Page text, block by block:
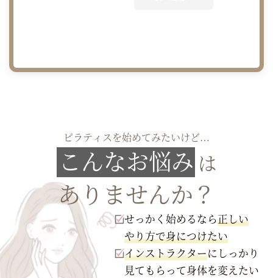
ピラティスを始めてみたいけど…
こんなお悩み は
ありませんか？
せっかく始めるなら正しい
やり方で身につけたい
インストラクターにしっかり
見てもらって身体を変えたい